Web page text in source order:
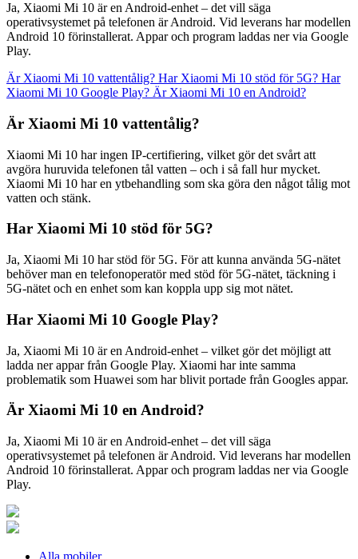
Ja, Xiaomi Mi 10 är en Android-enhet – det vill säga
operativsystemet på telefonen är Android. Vid leverans har modellen
Android 10 förinstallerat. Appar och program laddas ner via Google
Play.
Är Xiaomi Mi 10 vattentålig? Har Xiaomi Mi 10 stöd för 5G? Har
Xiaomi Mi 10 Google Play? Är Xiaomi Mi 10 en Android?
Är Xiaomi Mi 10 vattentålig?
Xiaomi Mi 10 har ingen IP-certifiering, vilket gör det svårt att
avgöra huruvida telefonen tål vatten – och i så fall hur mycket.
Xiaomi Mi 10 har en ytbehandling som ska göra den något tålig mot
vatten och stänk.
Har Xiaomi Mi 10 stöd för 5G?
Ja, Xiaomi Mi 10 har stöd för 5G. För att kunna använda 5G-nätet
behöver man en telefonoperatör med stöd för 5G-nätet, täckning i
5G-nätet och en enhet som kan koppla upp sig mot nätet.
Har Xiaomi Mi 10 Google Play?
Ja, Xiaomi Mi 10 är en Android-enhet – vilket gör det möjligt att
ladda ner appar från Google Play. Xiaomi har inte samma
problematik som Huawei som har blivit portade från Googles appar.
Är Xiaomi Mi 10 en Android?
Ja, Xiaomi Mi 10 är en Android-enhet – det vill säga
operativsystemet på telefonen är Android. Vid leverans har modellen
Android 10 förinstallerat. Appar och program laddas ner via Google
Play.
Alla mobiler